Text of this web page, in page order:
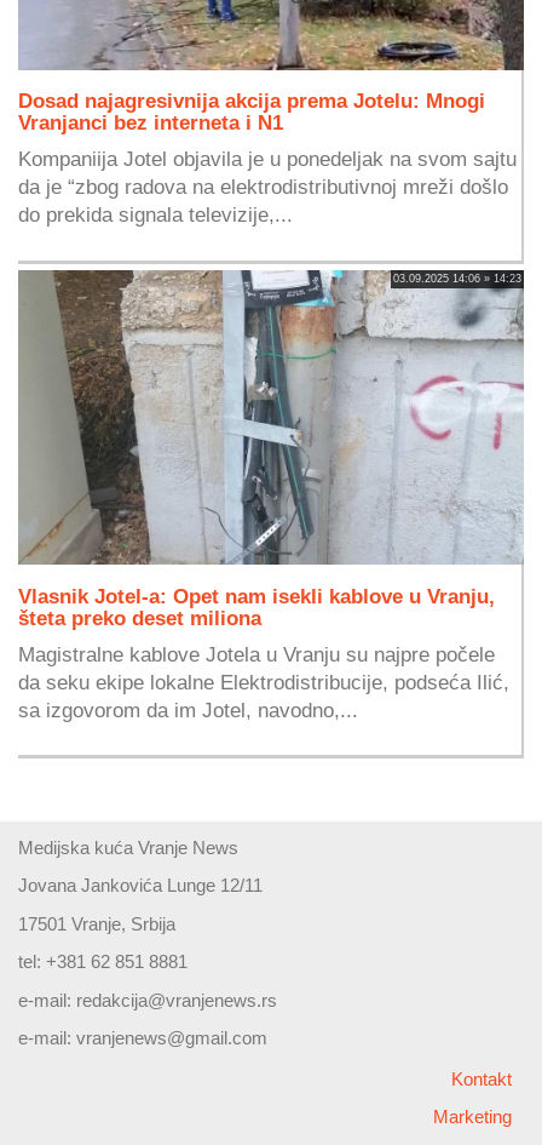
Dosad najagresivnija akcija prema Jotelu: Mnogi
Vranjanci bez interneta i N1
Kompaniija Jotel objavila je u ponedeljak na svom sajtu
da je “zbog radova na elektrodistributivnoj mreži došlo
do prekida signala televizije,...
03.09.2025 14:06 » 14:23
Vlasnik Jotel-a: Opet nam isekli kablove u Vranju,
šteta preko deset miliona
Magistralne kablove Jotela u Vranju su najpre počele
da seku ekipe lokalne Elektrodistribucije, podseća Ilić,
sa izgovorom da im Jotel, navodno,...
Medijska kuća Vranje News
Jovana Jankovića Lunge 12/11
17501 Vranje, Srbija
tel: +381 62 851 8881
e-mail: redakcija@vranjenews.rs
e-mail: vranjenews@gmail.com
Kontakt
Marketing